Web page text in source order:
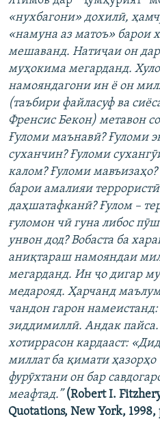
«нухбагони» дохилӣ,
«намуна аз матоъ» барои
мешаванд. Натиҷаи он
муҳокима мегарданд.
намояндагони ин ё он
(таъбири файласуф ва
Френсис Бекон) метавон
Ғуломи маънавӣ? Ғуломи
суханчин? Ғуломи
калом? Ғуломи
барои амалияи
даҳшатафканӣ? Ғулом –
ғуломон чӣ гуна либос
унвон дод? Вобаста ба
аниқтараш намояндаи
мегарданд. Ин ҷо дигар
медарояд. Ҳарчанд
чандон гарон
зиддимиллӣ. Андак пайса.
хотиррасон кардааст:
миллат ба қимати
фурӯхтани он бар
меафтад.” (Robert I.
Quotations, New York, 1998,